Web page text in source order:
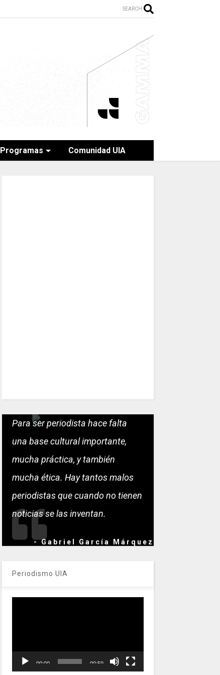
SEARCH
Programas Comunidad UIA
Para ser periodista hace falta
una base cultural importante,
mucha práctica, y también
mucha ética. Hay tantos malos
periodistas que cuando no tienen
noticias se las inventan.
- Gabriel García Márquez
Periodismo UIA
00:00 00:59